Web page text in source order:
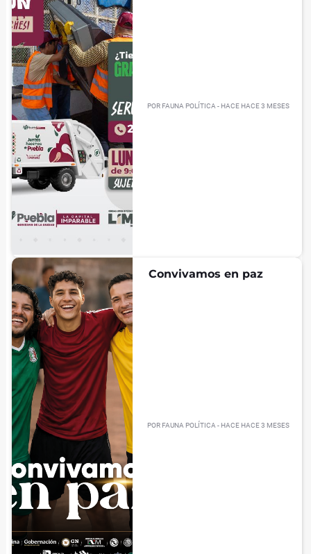
POR FAUNA POLÍTICA - HACE HACE 3 MESES
Convivamos en paz
POR FAUNA POLÍTICA - HACE HACE 3 MESES